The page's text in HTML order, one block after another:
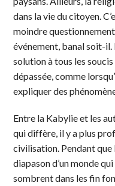
dans la vie du citoyen.
moindre
événement, banal soit-il.
solution à tous les
dépassée, comme
expliquer des
Entre la Kabylie et les
qui diffère, il y a plus
civilisation. Pendant que
diapason d’un monde
sombrent dans les fin